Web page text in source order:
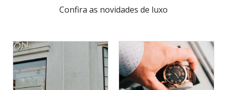
Confira as novidades de luxo